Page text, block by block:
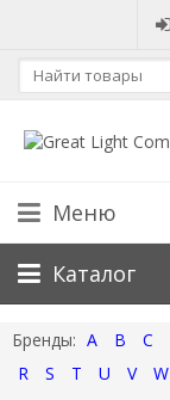
Меню
Каталог
A B C
R
S T U V W